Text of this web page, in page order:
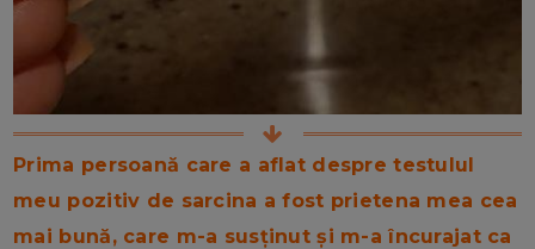
Prima persoană care a aflat despre testulul
meu pozitiv de sarcina a fost prietena mea cea
mai bună, care m-a susținut și m-a încurajat ca